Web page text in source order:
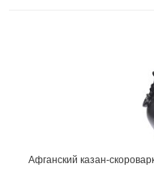
Афганский казан-